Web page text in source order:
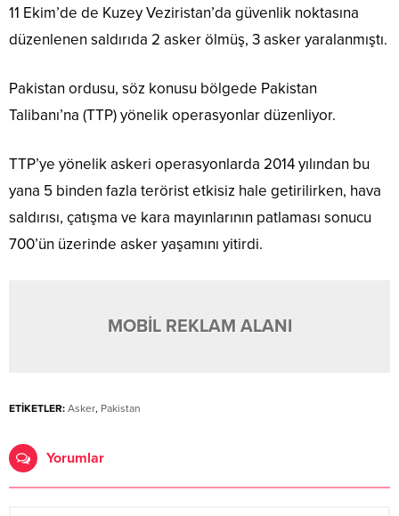
11 Ekim’de de Kuzey Veziristan’da güvenlik noktasına
düzenlenen saldırıda 2 asker ölmüş, 3 asker yaralanmıştı.
Pakistan ordusu, söz konusu bölgede Pakistan
Talibanı’na (TTP) yönelik operasyonlar düzenliyor.
TTP’ye yönelik askeri operasyonlarda 2014 yılından bu
yana 5 binden fazla terörist etkisiz hale getirilirken, hava
saldırısı, çatışma ve kara mayınlarının patlaması sonucu
700’ün üzerinde asker yaşamını yitirdi.
MOBİL REKLAM ALANI
ETİKETLER: Asker, Pakistan
Yorumlar